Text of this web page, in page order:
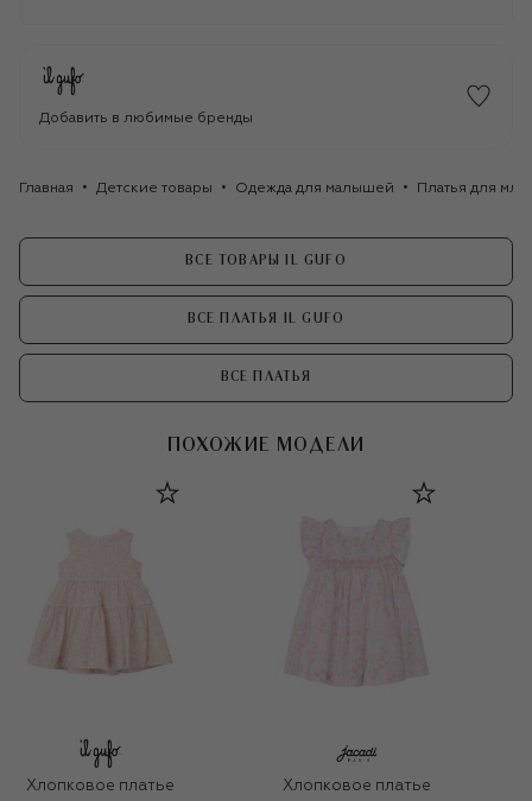
Добавить в любимые бренды
Главная Детские товары Одежда для малышей Платья для
ВСЕ ТОВАРЫ IL GUFO
ВСЕ ПЛАТЬЯ IL GUFO
ВСЕ ПЛАТЬЯ
ПОХОЖИЕ МОДЕЛИ
Хлопковое платье Хлопковое платье